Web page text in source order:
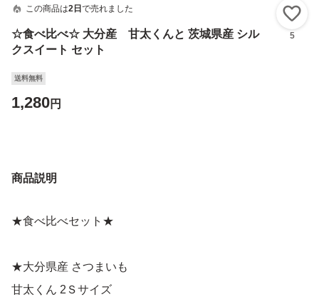
この商品は2日 で売れました
☆食べ比べ☆ 大分産 甘太くんと 茨城県産 シル
クスイート セット
5
送料無料
1,280円
商品説明
★食べ比べセット★
★大分県産 さつまいも
甘太くん 2Ｓサイズ